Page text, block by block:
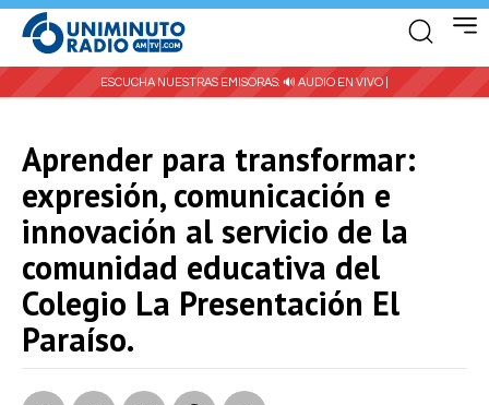
ESCUCHA NUESTRAS EMISORAS: 🔊 AUDIO EN VIVO |
Aprender para transformar:
expresión, comunicación e
innovación al servicio de la
comunidad educativa del
Colegio La Presentación El
Paraíso.